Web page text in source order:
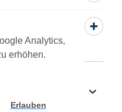
Analytics,
erhöhen.
Erlauben